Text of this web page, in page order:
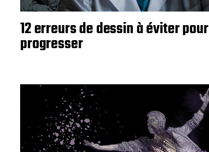
12 erreurs de dessin à éviter pour
progresser